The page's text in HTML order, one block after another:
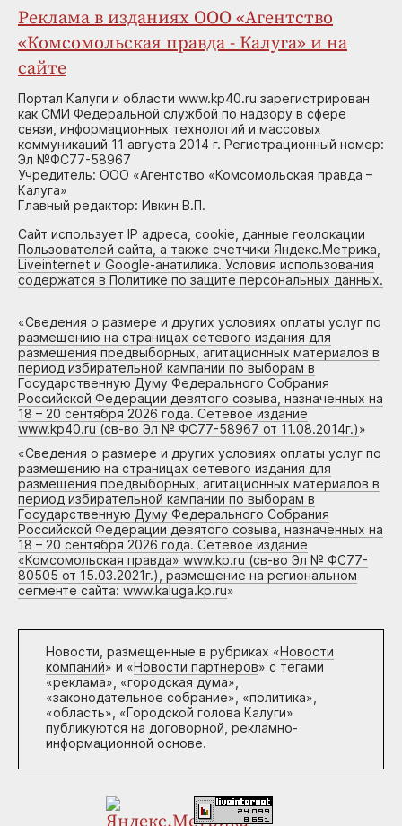
Реклама в изданиях ООО «Агентство
«Комсомольская правда - Калуга» и на
сайте
Портал Калуги и области www.kp40.ru зарегистрирован
как СМИ Федеральной службой по надзору в сфере
связи, информационных технологий и массовых
коммуникаций 11 августа 2014 г. Регистрационный номер:
Эл №ФС77-58967
Учредитель: ООО «Агентство «Комсомольская правда –
Калуга»
Главный редактор: Ивкин В.П.
Сайт использует IP адреса, cookie, данные геолокации
Пользователей сайта, а также счетчики Яндекс.Метрика,
Liveinternet и Google-анатилика. Условия использования
содержатся в Политике по защите персональных данных.
«Сведения о размере и других условиях оплаты услуг по
размещению на страницах сетевого издания для
размещения предвыборных, агитационных материалов в
период избирательной кампании по выборам в
Государственную Думу Федерального Собрания
Российской Федерации девятого созыва, назначенных на
18 – 20 сентября 2026 года. Сетевое издание
www.kp40.ru (св-во Эл № ФС77-58967 от 11.08.2014г.)»
«Сведения о размере и других условиях оплаты услуг по
размещению на страницах сетевого издания для
размещения предвыборных, агитационных материалов в
период избирательной кампании по выборам в
Государственную Думу Федерального Собрания
Российской Федерации девятого созыва, назначенных на
18 – 20 сентября 2026 года. Сетевое издание
«Комсомольская правда» www.kp.ru (св-во Эл № ФС77-
80505 от 15.03.2021г.), размещение на региональном
сегменте сайта: www.kaluga.kp.ru»
Новости, размещенные в рубриках «Новости
компаний» и «Новости партнеров» с тегами
«реклама», «городская дума»,
«законодательное собрание», «политика»,
«область», «Городской голова Калуги»
публикуются на договорной, рекламно-
информационной основе.